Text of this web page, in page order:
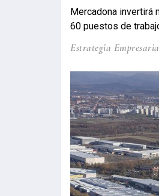
Mercadona invertirá
60 puestos de
Estrategia